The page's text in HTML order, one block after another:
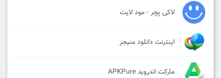
لاکی پچر - مود لایت
اینترنت دانلود منیجر
مارکت اندروید APKPure